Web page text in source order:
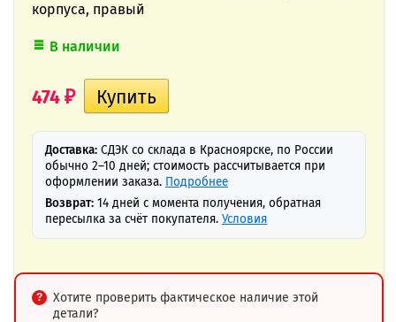
корпуса, правый
В наличии
474 ₽
Доставка: СДЭК со склада в Красноярске, по России
обычно 2–10 дней; стоимость рассчитывается при
оформлении заказа. Подробнее
Возврат: 14 дней с момента получения, обратная
пересылка за счёт покупателя. Условия
Хотите проверить фактическое наличие этой
детали?